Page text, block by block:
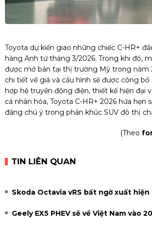
Toyota dự kiến giao những chiếc C-HR+
hàng Anh từ tháng 3/2026. Trong khi đó,
được mở bán tại thị trường Mỹ trong năm
chi tiết về giá và cấu hình sẽ được công bố
hợp hệ truyền động điện, thiết kế hiện đại
cá nhân hóa, Toyota C-HR+ 2026 hứa hẹn
đáng chú ý trong phân khúc SUV đô thị
(Theo
TIN LIÊN QUAN
Skoda Octavia vRS bất ngờ xuất hiện
Geely EX5 PHEV sẽ về Việt Nam vào